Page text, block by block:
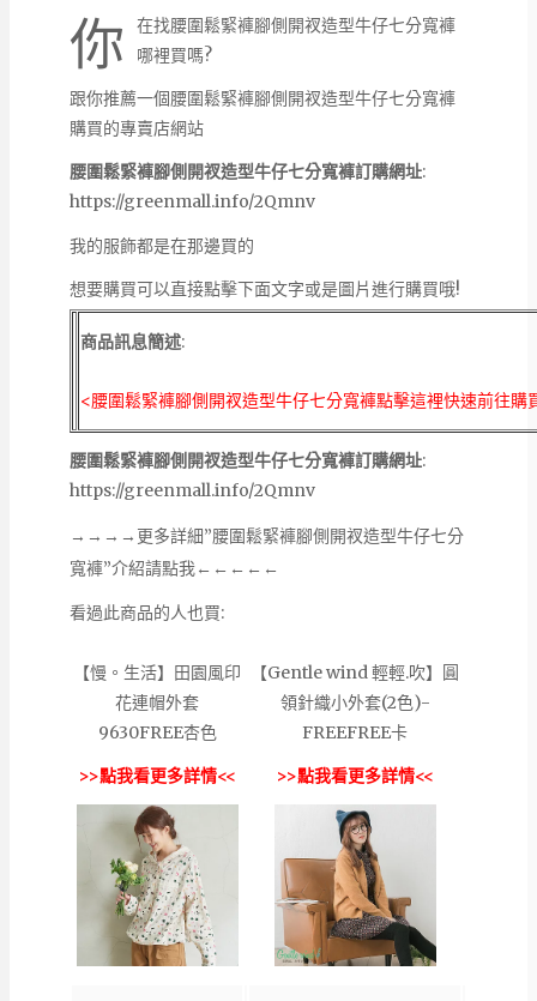
你
在找腰圍鬆緊褲腳側開衩造型牛仔七分寬褲
哪裡買嗎?
跟你推薦一個腰圍鬆緊褲腳側開衩造型牛仔七分寬褲
購買的專賣店網站
腰圍鬆緊褲腳側開衩造型牛仔七分寬褲訂購網址:
https://greenmall.info/2Qmnv
我的服飾都是在那邊買的
想要購買可以直接點擊下面文字或是圖片進行購買哦!
商品訊息簡述:
<腰圍鬆緊褲腳側開衩造型牛仔七分寬褲點擊這裡快速前往購
腰圍鬆緊褲腳側開衩造型牛仔七分寬褲訂購網址:
https://greenmall.info/2Qmnv
→→→→更多詳細”腰圍鬆緊褲腳側開衩造型牛仔七分
寬褲”介紹請點我←←←←←
看過此商品的人也買:
【慢。生活】田園風印
花連帽外套
9630FREE杏色
>>點我看更多詳情<<
【Gentle wind 輕輕.吹】圓
領針織小外套(2色)-
FREEFREE卡
>>點我看更多詳情<<